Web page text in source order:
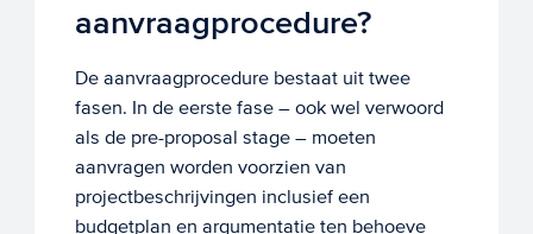
aanvraagprocedure?
De aanvraagprocedure bestaat uit twee
fasen. In de eerste fase – ook wel verwoord
als de pre-proposal stage – moeten
aanvragen worden voorzien van
projectbeschrijvingen inclusief een
budgetplan en argumentatie ten behoeve